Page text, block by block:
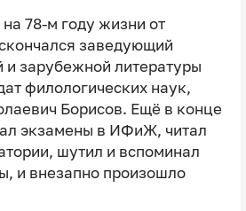
78-м году жизни от
заведующий
и зарубежной литературы
филологических наук,
Борисов. Ещё в конце
экзамены в ИФиЖ, читал
шутил и вспоминал
и внезапно произошло